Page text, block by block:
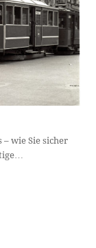
wie Sie sicher